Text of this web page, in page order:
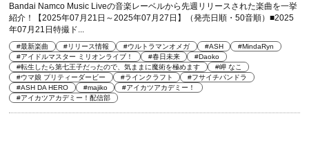
Bandai Namco Music Liveの音楽レーベルから先週リリースされた楽曲を一挙
紹介！【2025年07月21日～2025年07月27日】（発売日順・50音順）■2025
年07月21日特撮ド...
#最新楽曲 #リリース情報 #ウルトラマンオメガ #ASH
#MindaRyn
#アイドルマスター ミリオンライブ！
#春日未来
#Daoko
#転生したら第七王子だったので、気ままに魔術を極めます
#岬 なこ
#ウマ娘 プリティーダービー
#ラインクラフト
#フサイチパンドラ
#ASH DA HERO
#majiko
#アイカツアカデミー！
#アイカツアカデミー！配信部